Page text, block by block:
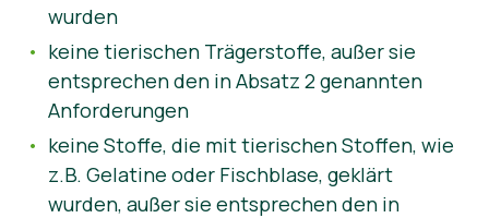
wurden
keine tierischen Trägerstoffe, außer sie
entsprechen den in Absatz 2 genannten
Anforderungen
keine Stoffe, die mit tierischen Stoffen, wie
z.B. Gelatine oder Fischblase, geklärt
wurden, außer sie entsprechen den in